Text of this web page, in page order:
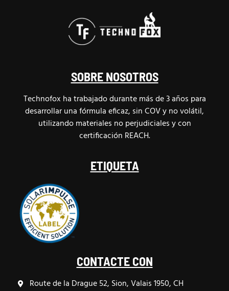
SOBRE NOSOTROS
Technofox ha trabajado durante más de 3 años para
desarrollar una fórmula eficaz, sin COV y no volátil,
utilizando materiales no perjudiciales y con
certificación REACH.
ETIQUETA
CONTACTE CON
Route de la Drague 52, Sion, Valais 1950, CH